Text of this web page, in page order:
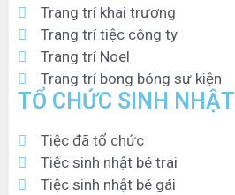
Trang trí khai trương
Trang trí tiệc công ty
Trang trí Noel
Trang trí bong bóng sự kiện
TỔ CHỨC SINH NHẬT
Tiệc đã tổ chức
Tiệc sinh nhật bé trai
Tiệc sinh nhật bé gái